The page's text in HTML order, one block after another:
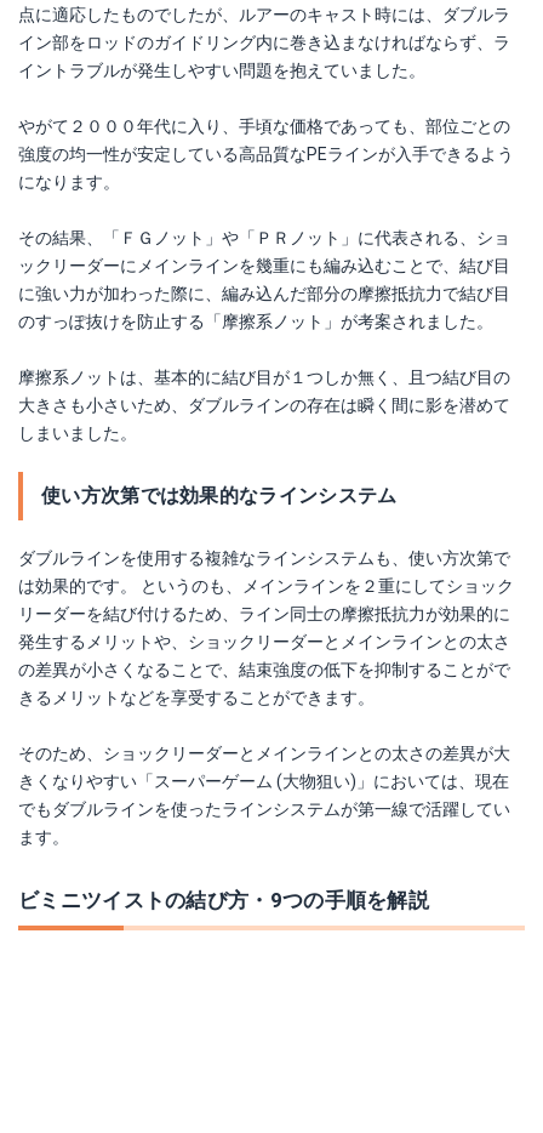
点に適応したものでしたが、ルアーのキャスト時には、ダブルラ
イン部をロッドのガイドリング内に巻き込まなければならず、ラ
イントラブルが発生しやすい問題を抱えていました。
やがて２０００年代に入り、手頃な価格であっても、部位ごとの
強度の均一性が安定している高品質なPEラインが入手できるよう
になります。
その結果、「ＦＧノット」や「ＰＲノット」に代表される、ショ
ックリーダーにメインラインを幾重にも編み込むことで、結び目
に強い力が加わった際に、編み込んだ部分の摩擦抵抗力で結び目
のすっぽ抜けを防止する「摩擦系ノット」が考案されました。
摩擦系ノットは、基本的に結び目が１つしか無く、且つ結び目の
大きさも小さいため、ダブルラインの存在は瞬く間に影を潜めて
しまいました。
使い方次第では効果的なラインシステム
ダブルラインを使用する複雑なラインシステムも、使い方次第で
は効果的です。 というのも、メインラインを２重にしてショック
リーダーを結び付けるため、ライン同士の摩擦抵抗力が効果的に
発生するメリットや、ショックリーダーとメインラインとの太さ
の差異が小さくなることで、結束強度の低下を抑制することがで
きるメリットなどを享受することができます。
そのため、ショックリーダーとメインラインとの太さの差異が大
きくなりやすい「スーパーゲーム (大物狙い)」においては、現在
でもダブルラインを使ったラインシステムが第一線で活躍してい
ます。
ビミニツイストの結び方・9つの手順を解説